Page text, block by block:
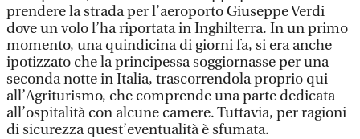
prendere la strada per l’aeroporto Giuseppe Verdi
dove un volo l’ha riportata in Inghilterra. In un primo
momento, una quindicina di giorni fa, si era anche
ipotizzato che la principessa soggiornasse per una
seconda notte in Italia, trascorrendola proprio qui
all’Agriturismo, che comprende una parte dedicata
all’ospitalità con alcune camere. Tuttavia, per ragioni
di sicurezza quest’eventualità è sfumata.